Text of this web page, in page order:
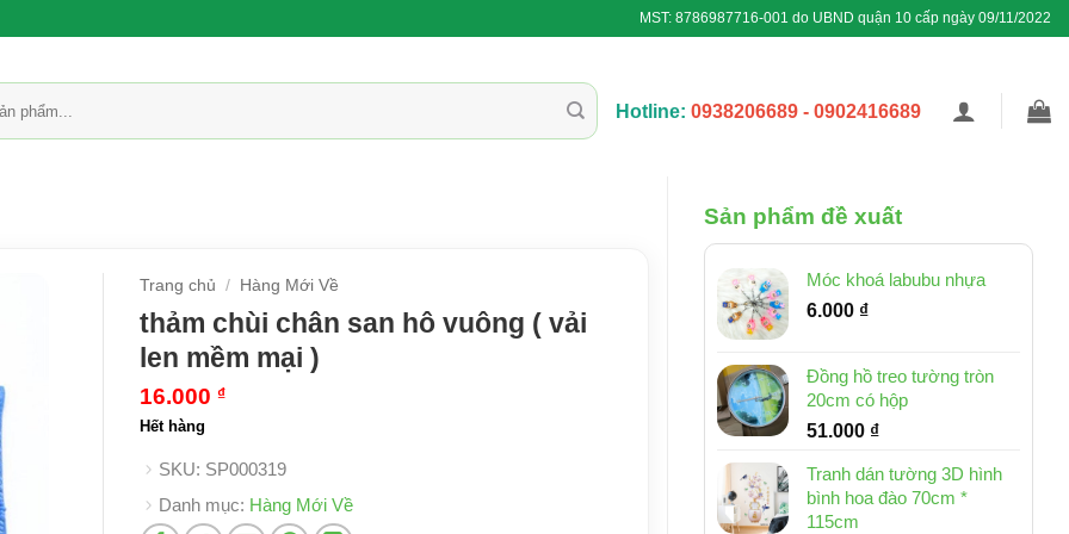
MST: 8786987716-001 do UBND quận 10 cấp ngày 09/11/2022
Hotline: 0938206689 - 0902416689
Sản phẩm đề xuất
Móc khoá labubu nhựa
6.000 ₫
Đồng hồ treo tường tròn
20cm có hộp
51.000 ₫
Tranh dán tường 3D hình
bình hoa đào 70cm *
115cm
Trang chủ / Hàng Mới Về
thảm chùi chân san hô vuông ( vải
len mềm mại )
16.000 ₫
Hết hàng
SKU: SP000319
Danh mục: Hàng Mới Về